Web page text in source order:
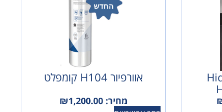
אוורפיור H104 קומפלט
מחיר: ₪1,200.00